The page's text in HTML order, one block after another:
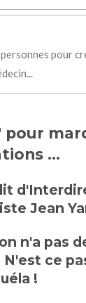
pour
pour
...
Jean
n'a pas
N'est ce
!